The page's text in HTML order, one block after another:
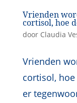
Vrienden
cortisol, hoe
door Claudia
Vrienden
cortisol,
er